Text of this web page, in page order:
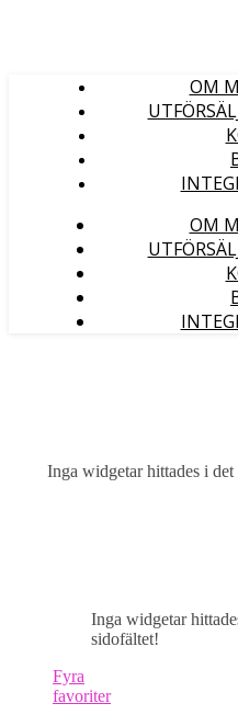
OM
OM
Inga widgetar hittades i
Inga widgetar
sidofältet!
Fyra
favoriter